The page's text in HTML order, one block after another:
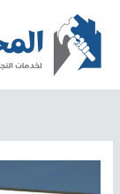
المحتوى